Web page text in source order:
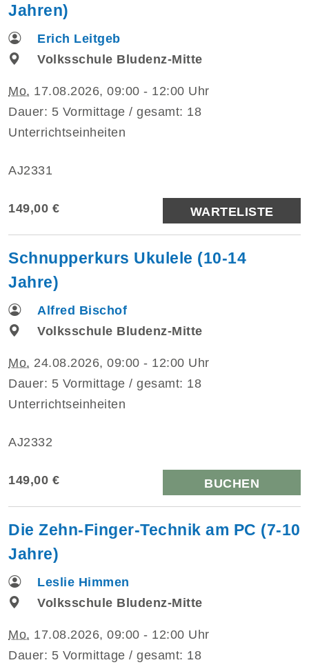
Jahren)
Erich Leitgeb
Volksschule Bludenz-Mitte
Mo. 17.08.2026, 09:00 - 12:00 Uhr
Dauer: 5 Vormittage / gesamt: 18
Unterrichtseinheiten
AJ2331
149,00 € WARTELISTE
Schnupperkurs Ukulele (10-14
Jahre)
Alfred Bischof
Volksschule Bludenz-Mitte
Mo. 24.08.2026, 09:00 - 12:00 Uhr
Dauer: 5 Vormittage / gesamt: 18
Unterrichtseinheiten
AJ2332
149,00 € BUCHEN
Die Zehn-Finger-Technik am PC (7-10
Jahre)
Leslie Himmen
Volksschule Bludenz-Mitte
Mo. 17.08.2026, 09:00 - 12:00 Uhr
Dauer: 5 Vormittage / gesamt: 18